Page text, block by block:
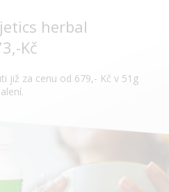
herbal
Kč
již za cenu od 679,- Kč v 51g